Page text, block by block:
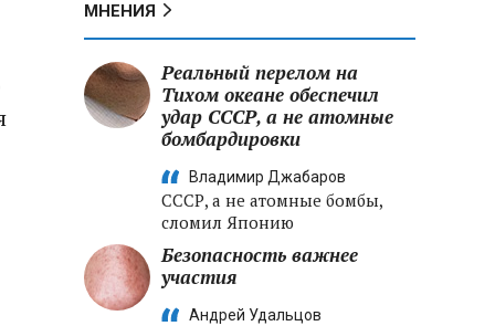
превысили 6,5 трлн рублей
Белорусские ракетчики
отработали перехват воздушных
целей с применением реальных
летательных аппаратов
МНЕНИЯ
Реальный перелом на
Тихом океане обеспечил
удар СССР, а не атомные
бомбардировки
Владимир Джабаров
СССР, а не атомные бомбы,
сломил Японию
Безопасность важнее
участия
Андрей Удальцов